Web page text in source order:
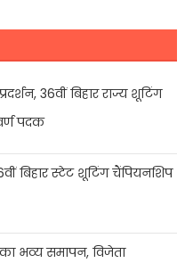
36वीं बिहार राज्य शूटिंग
पदक
बिहार स्टेट शूटिंग चैंपियनशिप
भव्य समापन, विजेता